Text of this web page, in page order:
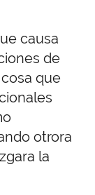
causa
de
que
otrora
la